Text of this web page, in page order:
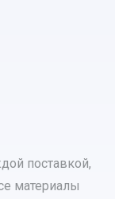
поставкой,
материалы